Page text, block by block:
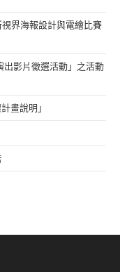
界海報設計與電繪比賽
出影片徵選活動」之活動
畫說明」